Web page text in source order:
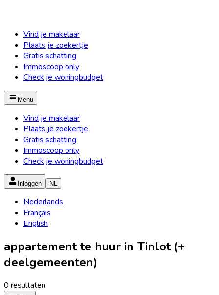
Vind je makelaar
Plaats je zoekertje
Gratis schatting
Immoscoop only
Check je woningbudget
Menu
Vind je makelaar
Plaats je zoekertje
Gratis schatting
Immoscoop only
Check je woningbudget
Inloggen NL
Nederlands
Français
English
appartement te huur in Tinlot (+
deelgemeenten)
0 resultaten